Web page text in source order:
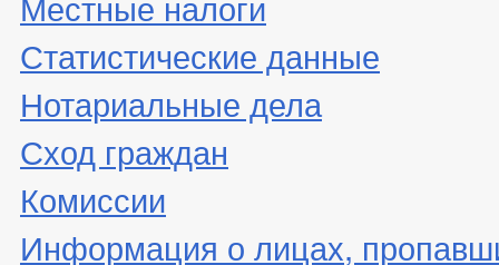
Статистические данные
Нотариальные дела
Сход граждан
Комиссии
Информация о лицах,